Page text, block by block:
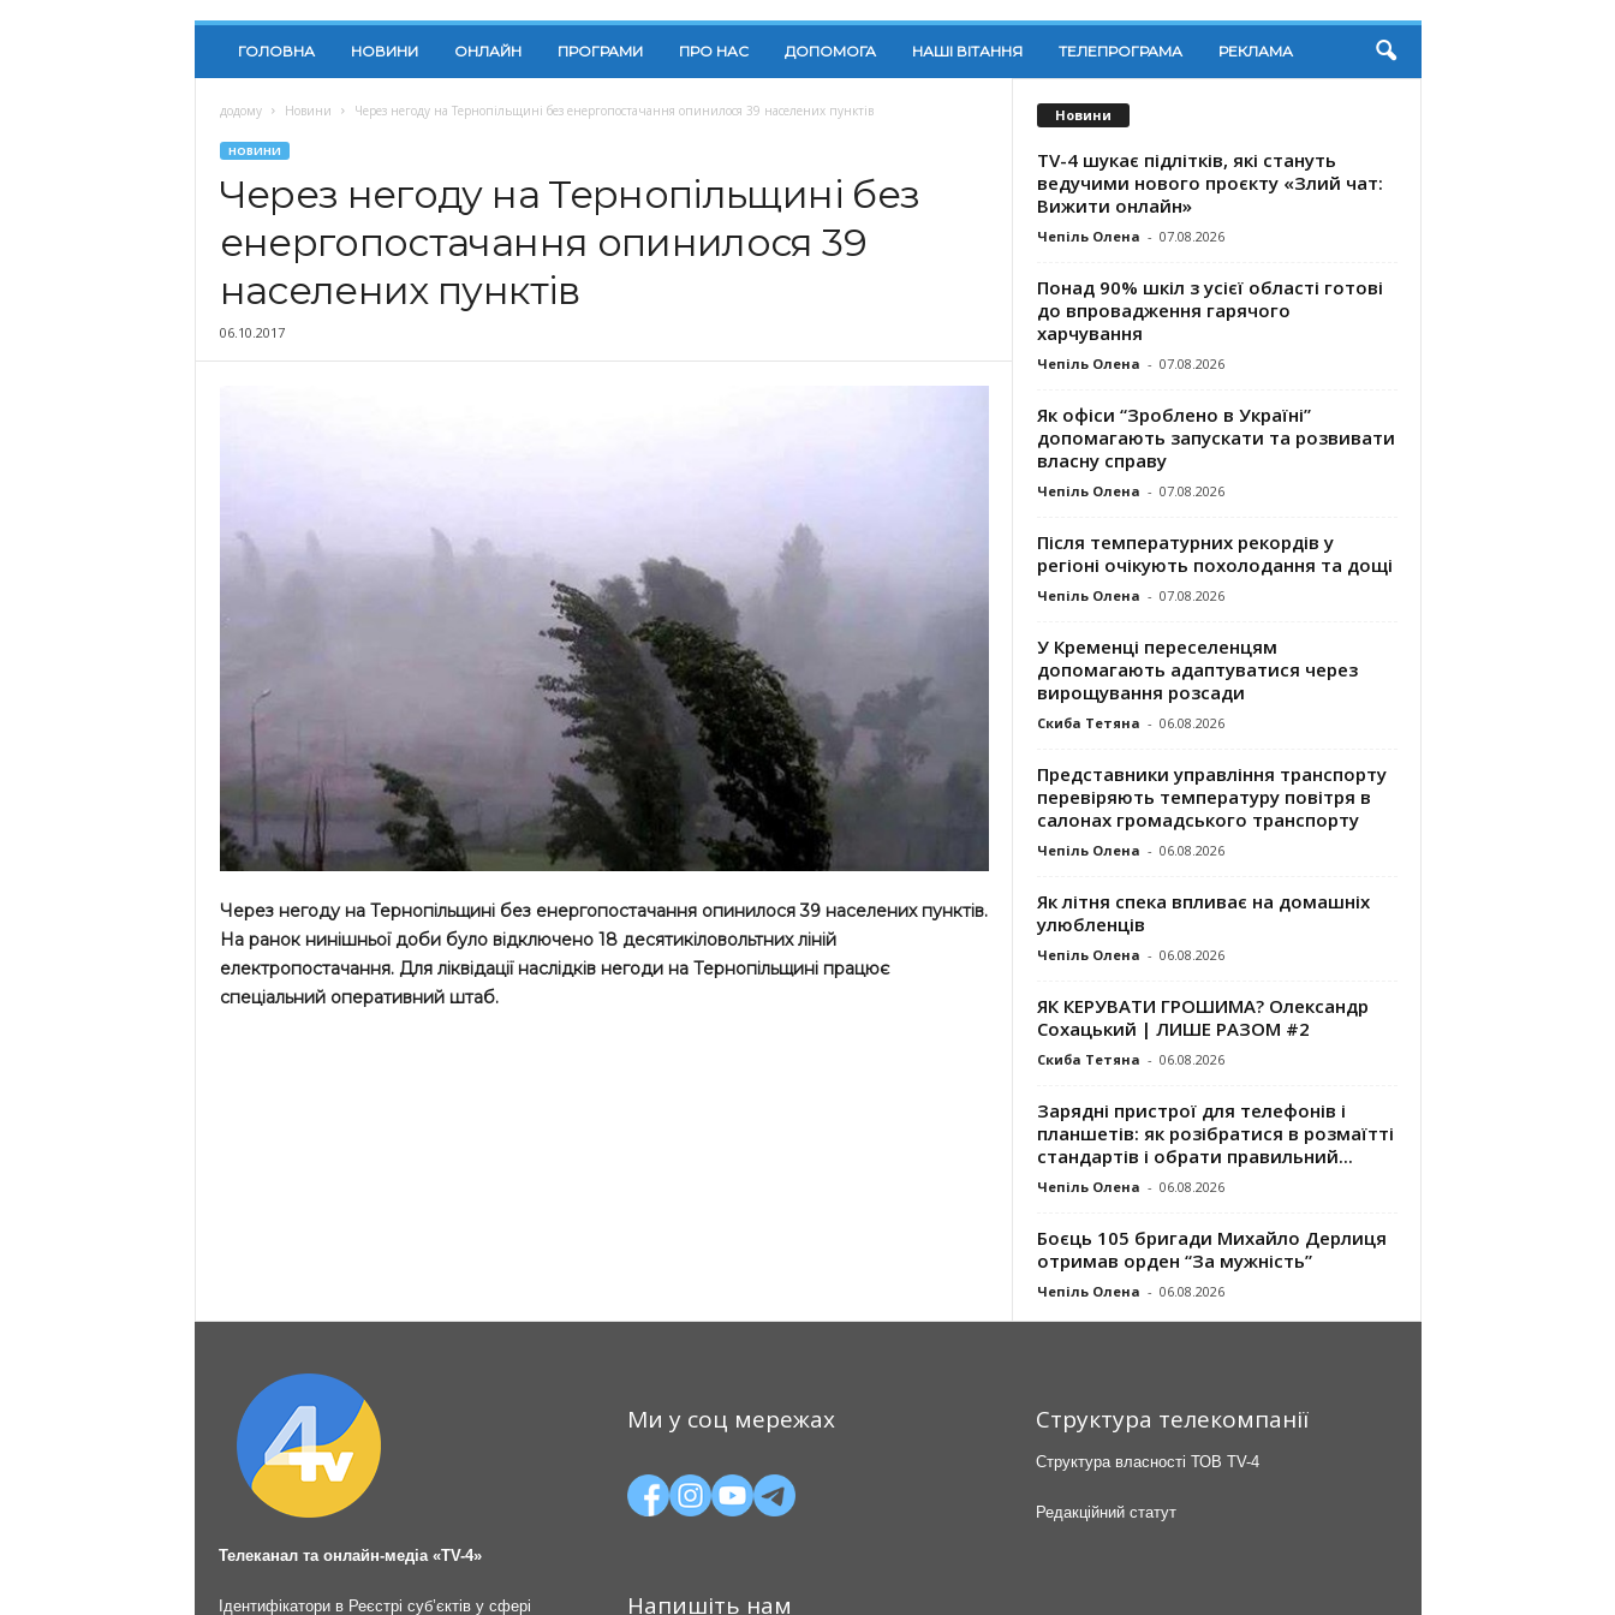
ГОЛОВНА НОВИНИ ОНЛАЙН ПРОГРАМИ ПРО НАС ДОПОМОГА НАШІ ВІТАННЯ ТЕЛЕПРОГРАМА РЕКЛАМА
додому Новини Через негоду на Тернопільщині без енергопостачання опинилося 39 населених пунктів
НОВИНИ
Через негоду на Тернопільщині без
енергопостачання опинилося 39
населених пунктів
06.10.2017
Через негоду на Тернопільщині без енергопостачання опинилося 39 населених пунктів.
На ранок нинішньої доби було відключено 18 десятикіловольтних ліній
електропостачання. Для ліквідації наслідків негоди на Тернопільщині працює
спеціальний оперативний штаб.
Новини
TV-4 шукає підлітків, які стануть
ведучими нового проєкту «Злий чат:
Вижити онлайн»
Чепіль Олена - 07.08.2026
Понад 90% шкіл з усієї області готові
до впровадження гарячого
харчування
Чепіль Олена - 07.08.2026
Як офіси “Зроблено в Україні”
допомагають запускaти та розвивати
власну справу
Чепіль Олена - 07.08.2026
Після температурних рекордів у
регіоні очікують похолодання та дощі
Чепіль Олена - 07.08.2026
У Кременці переселенцям
допомагають адаптуватися через
вирощування розсади
Скиба Тетяна - 06.08.2026
Представники управління транспорту
перевіряють температуру повітря в
салонах громадського транспорту
Чепіль Олена - 06.08.2026
Як літня спека впливає на домашніх
улюбленців
Чепіль Олена - 06.08.2026
ЯК КЕРУВАТИ ГРОШИМА? Олександр
Сохацький | ЛИШЕ РАЗОМ #2
Скиба Тетяна - 06.08.2026
Зарядні пристрої для телефонів і
планшетів: як розібратися в розмаїтті
стандартів і обрати правильний...
Чепіль Олена - 06.08.2026
Боєць 105 бригади Михайло Дерлиця
отримав орден “За мужність”
Чепіль Олена - 06.08.2026
Телеканал та онлайн-медіа «TV-4»
Ідентифікатори в Реєстрі суб’єктів у сфері
Ми у соц мережах
Напишіть нам
Структура телекомпанії
Структура власності ТОВ TV-4
Редакційний статут